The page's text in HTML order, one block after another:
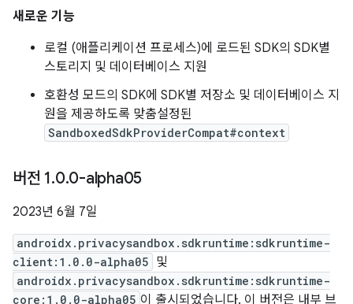
새로운 기능
로컬 (애플리케이션 프로세스)에 로드된 SDK의 SDK별
스토리지 및 데이터베이스 지원
호환성 모드의 SDK에 SDK별 저장소 및 데이터베이스 지
원을 제공하도록 맞춤설정된
SandboxedSdkProviderCompat#context
버전 1.0.0-alpha05
2023년 6월 7일
androidx.privacysandbox.sdkruntime:sdkruntime-
client:1.0.0-alpha05 및
androidx.privacysandbox.sdkruntime:sdkruntime-
core:1.0.0-alpha05 이 출시되었습니다. 이 버전은 내부 브